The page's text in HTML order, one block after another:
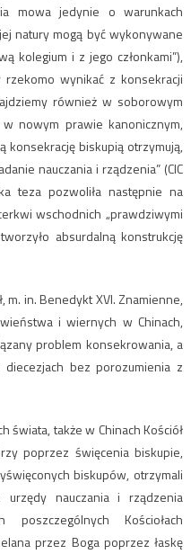
mowa jedynie o warunkach
natury mogą być wykonywane
kolegium i z jego członkami”),
wynikać z konsekracji
również w soborowym
nowym prawie kanonicznym,
konsekrację biskupią otrzymują,
nauczania i rządzenia” (CIC
teza pozwoliła następnie na
wschodnich „prawdziwymi
absurdalną konstrukcję
in. Benedykt XVI. Znamienne,
i wiernych w Chinach,
problem konsekrowania, a
bez porozumienia z
świata, także w Chinach Kościół
poprzez święcenia biskupie,
biskupów, otrzymali
nauczania i rządzenia
Kościołach
przez Boga poprzez łaskę